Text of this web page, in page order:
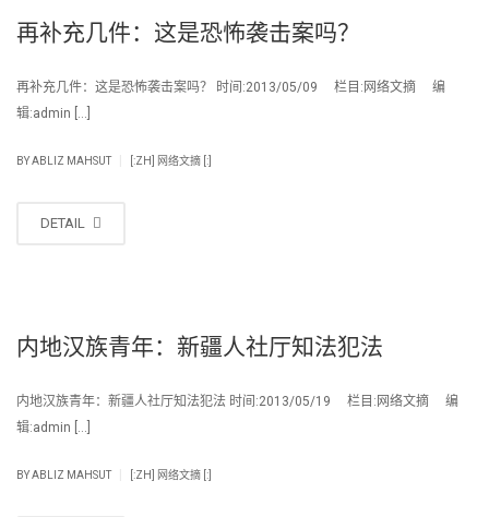
再补充几件：这是恐怖袭击案吗？
再补充几件：这是恐怖袭击案吗？ 时间:2013/05/09 栏目:网络文摘 编
辑:admin […]
BYABLIZ MAHSUT [:ZH] 网络文摘 [:]
DETAIL
内地汉族青年：新疆人社厅知法犯法
内地汉族青年：新疆人社厅知法犯法 时间:2013/05/19 栏目:网络文摘 编
辑:admin […]
BYABLIZ MAHSUT [:ZH] 网络文摘 [:]